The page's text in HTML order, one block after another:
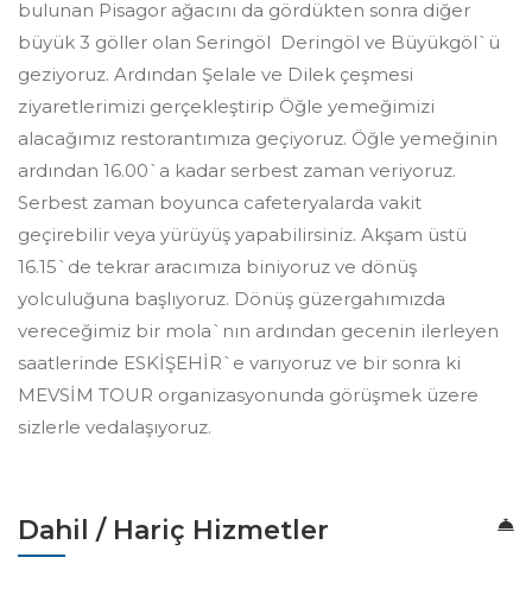
bulunan Pisagor ağacını da gördükten sonra diğer
büyük 3 göller olan Seringöl Deringöl ve Büyükgöl`ü
geziyoruz. Ardından Şelale ve Dilek çeşmesi
ziyaretlerimizi gerçekleştirip Öğle yemeğimizi
alacağımız restorantımıza geçiyoruz. Öğle yemeğinin
ardından 16.00`a kadar serbest zaman veriyoruz.
Serbest zaman boyunca cafeteryalarda vakit
geçirebilir veya yürüyüş yapabilirsiniz. Akşam üstü
16.15`de tekrar aracımıza biniyoruz ve dönüş
yolculuğuna başlıyoruz. Dönüş güzergahımızda
vereceğimiz bir mola`nın ardından gecenin ilerleyen
saatlerinde ESKİŞEHİR`e varıyoruz ve bir sonra ki
MEVSİM TOUR organizasyonunda görüşmek üzere
sizlerle vedalaşıyoruz.
Dahil / Hariç Hizmetler